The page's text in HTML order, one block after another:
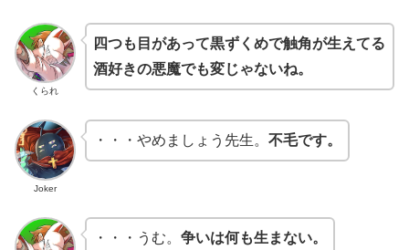
くられ
四つも目があって黒ずくめで触角が生えてる
酒好きの悪魔でも変じゃないね。
Joker
・・・やめましょう先生。 不毛です。
・・・うむ。 争いは何も生まない。